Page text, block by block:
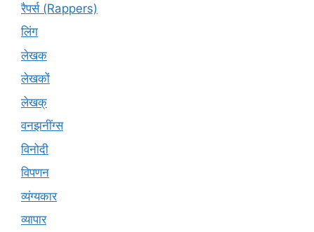
रैपर्स (Rappers)
लिंग
लेखक
लेखकों
लेखक्
वनझनींग्स
विनोदी
विपणन
व्यंग्यकार
व्यापार